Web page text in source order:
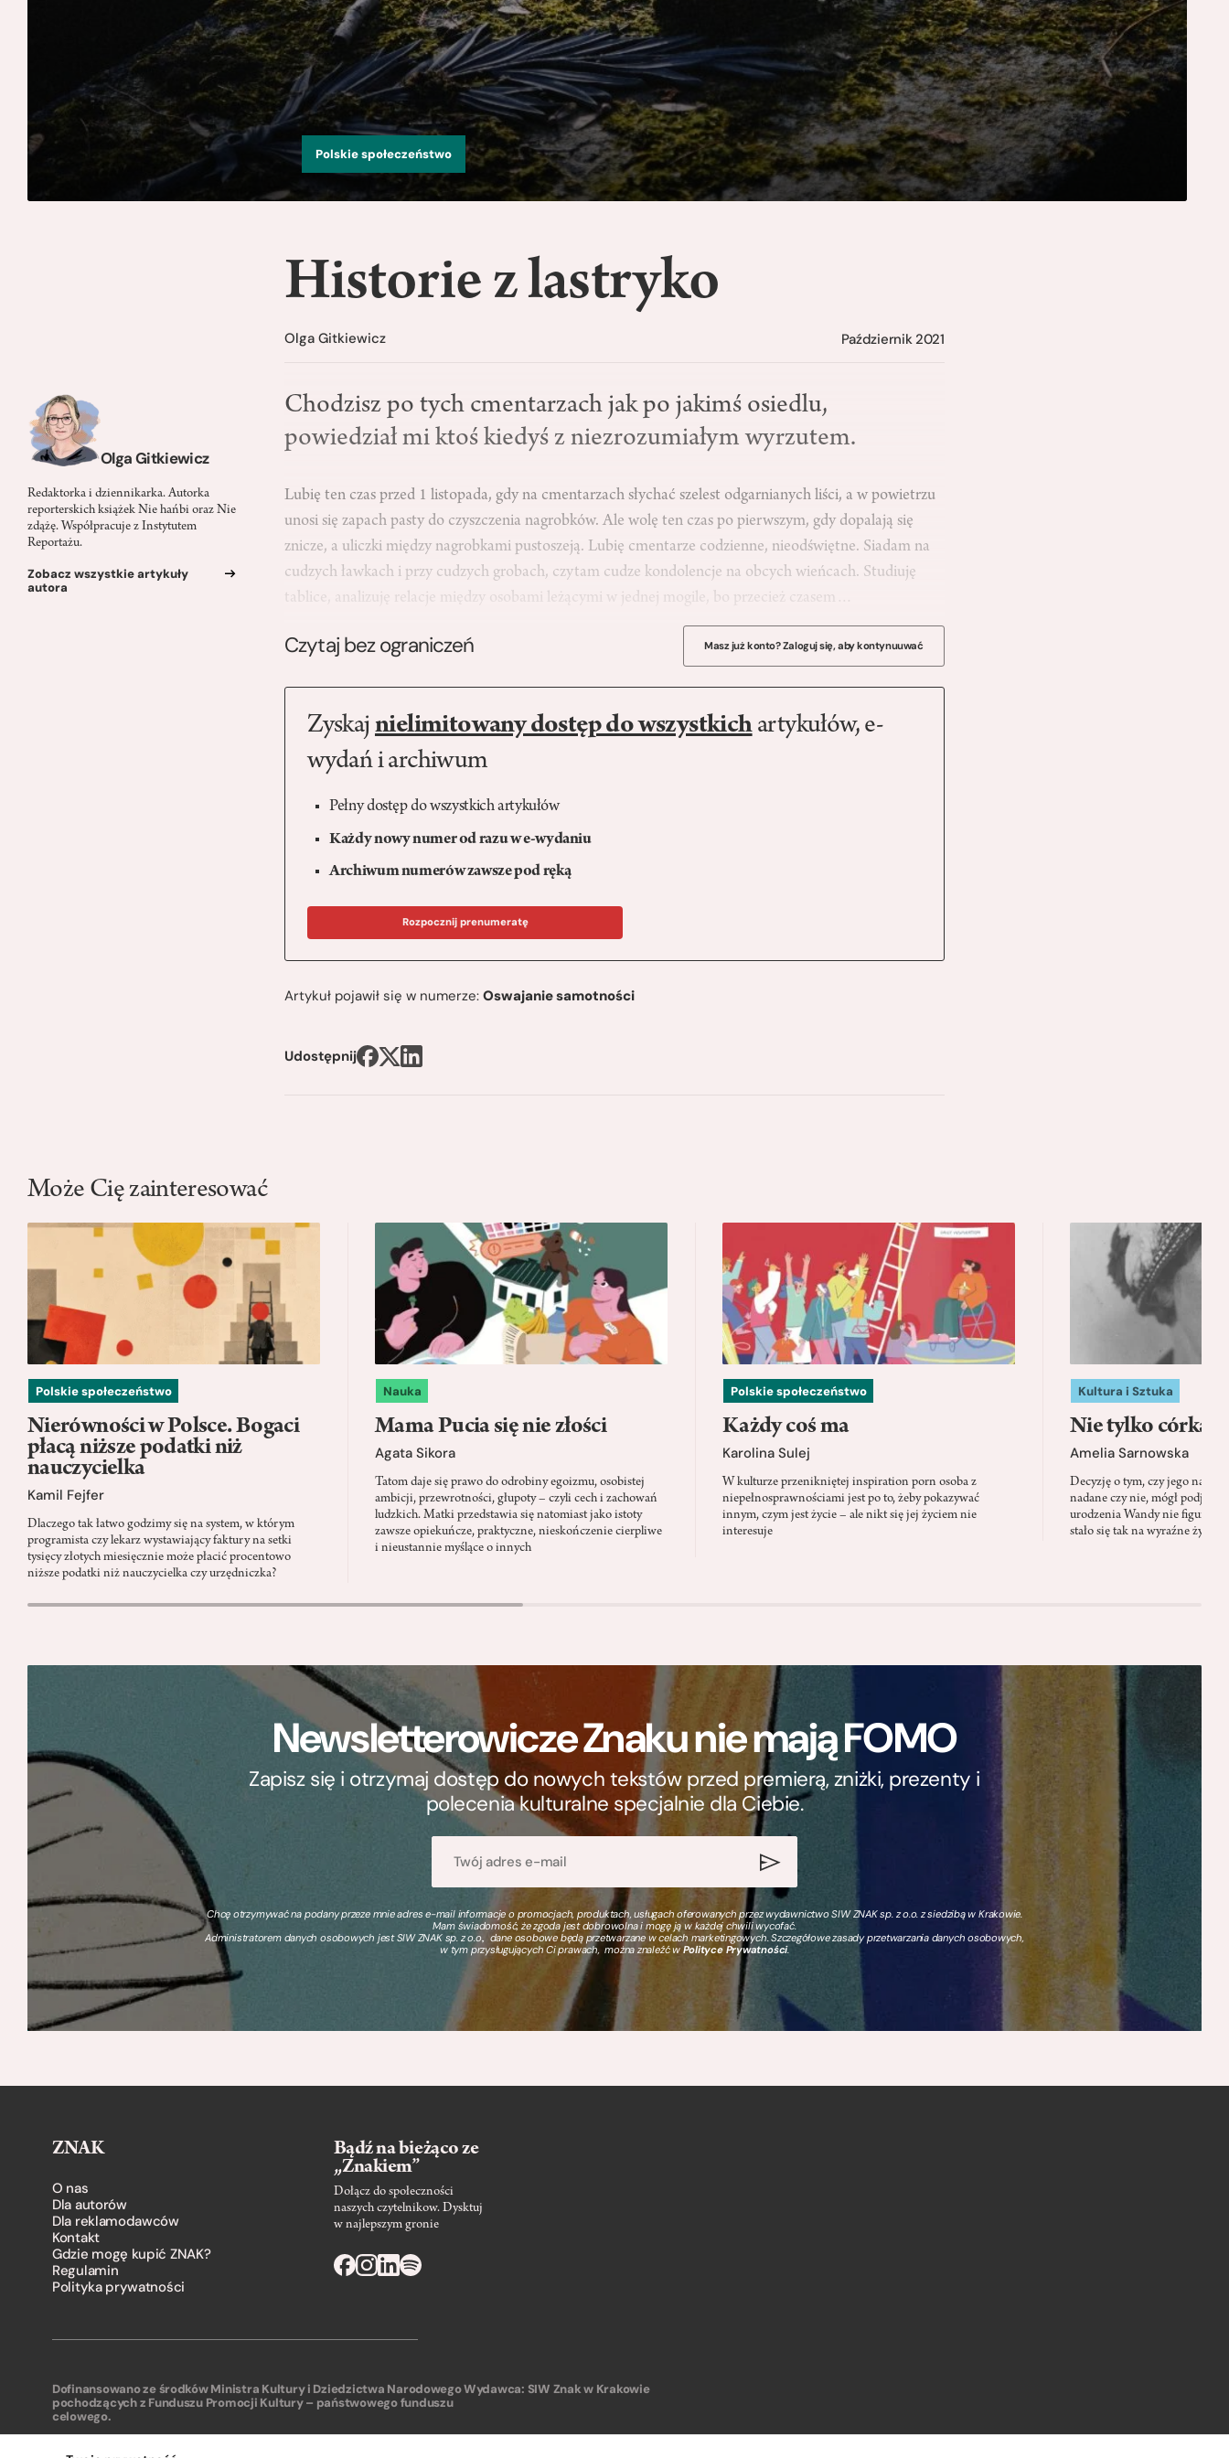
Polskie społeczeństwo
Olga Gitkiewicz
Redaktorka i dziennikarka. Autorka
reporterskich książek Nie hańbi oraz Nie
zdążę. Współpracuje z Instytutem
Reportażu.
Zobacz wszystkie artykuły
autora
Historie z lastryko
Olga Gitkiewicz Październik 2021
Chodzisz po tych cmentarzach jak po jakimś osiedlu,
powiedział mi ktoś kiedyś z niezrozumiałym wyrzutem.
Lubię ten czas przed 1 listopada, gdy na cmentarzach słychać szelest odgarnianych liści, a w powietrzu
unosi się zapach pasty do czyszczenia nagrobków. Ale wolę ten czas po pierwszym, gdy dopalają się
znicze, a uliczki między nagrobkami pustoszeją. Lubię cmentarze codzienne, nieodświętne. Siadam na
cudzych ławkach i przy cudzych grobach, czytam cudze kondolencje na obcych wieńcach. Studiuję
tablice, analizuję relacje między osobami leżącymi w jednej mogile, bo przecież czasem…
Czytaj bez ograniczeń Masz już konto? Zaloguj się, aby kontynuuwać
Zyskaj nielimitowany dostęp do wszystkichartykułów, e-
wydań i archiwum
Pełny dostęp do wszystkich artykułów
Każdy nowy numer od razu w e-wydaniu
Archiwum numerów zawsze pod ręką
Rozpocznij prenumeratę
Artykuł pojawił się w numerze:Oswajanie samotności
Udostępnij
Może Cię zainteresować
Polskie społeczeństwo
Nierówności w Polsce. Bogaci
płacą niższe podatki niż
nauczycielka
Kamil Fejfer
Dlaczego tak łatwo godzimy się na system, w którym
programista czy lekarz wystawiający faktury na setki
tysięcy złotych miesięcznie może płacić procentowo
niższe podatki niż nauczycielka czy urzędniczka?
Nauka
Mama Pucia się nie złości
Agata Sikora
Tatom daje się prawo do odrobiny egoizmu, osobistej
ambicji, przewrotności, głupoty – czyli cech i zachowań
ludzkich. Matki przedstawia się natomiast jako istoty
zawsze opiekuńcze, praktyczne, nieskończenie cierpliwe
i nieustannie myślące o innych
Polskie społeczeństwo
Każdy coś ma
Karolina Sulej
W kulturze przenikniętej inspiration porn osoba z
niepełnosprawnościami jest po to, żeby pokazywać
innym, czym jest życie – ale nikt się jej życiem nie
interesuje
Kultura i Sztuka
Nie tylko córka
Amelia Sarnowska
Decyzję o tym, czy jego
nadane czy nie, mógł podjąć
urodzenia Wandy nie figuruje
stało się tak na wyraźne
Newsletterowicze Znaku nie mają FOMO
Zapisz się i otrzymaj dostęp do nowych tekstów przed premierą, zniżki, prezenty i
polecenia kulturalne specjalnie dla Ciebie.
Chcę otrzymywać na podany przeze mnie adres e-mail informacje o promocjach, produktach, usługach oferowanych przez wydawnictwo SIW ZNAK sp. z o.o. z siedzibą w Krakowie.
Mam świadomość, że zgoda jest dobrowolna i mogę ją w każdej chwili wycofać.
Administratorem danych osobowych jest SIW ZNAK sp. z o.o., dane osobowe będą przetwarzane w celach marketingowych. Szczegółowe zasady przetwarzania danych osobowych,
w tym przysługujących Ci prawach, można znaleźć wPolityce Prywatności.
ZNAK
O nas
Dla autorów
Dla reklamodawców
Kontakt
Gdzie mogę kupić ZNAK?
Regulamin
Polityka prywatności
Bądź na bieżąco ze
„Znakiem”
Dołącz do społeczności
naszych czytelnikow. Dysktuj
w najlepszym gronie
Dofinansowano ze środków Ministra Kultury i Dziedzictwa Narodowego
pochodzących z Funduszu Promocji Kultury – państwowego funduszu
celowego.
Wydawca: SIW Znak w Krakowie